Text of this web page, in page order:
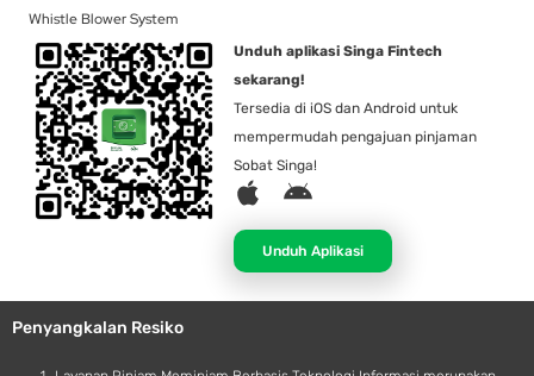
Whistle Blower System
Unduh aplikasi Singa Fintech
sekarang!
Tersedia di iOS dan Android untuk
mempermudah pengajuan pinjaman
Sobat Singa!
A
p
l
e
A
d
r
o
d
Unduh Aplikasi
Penyangkalan Resiko